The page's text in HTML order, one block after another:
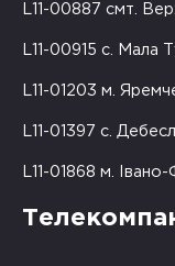
L11-00887 смт.
L11-00915 с. Мала
L11-01203 м.
L11-01397 с.
L11-01868 м.